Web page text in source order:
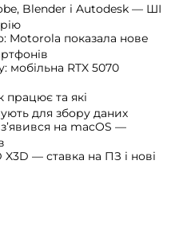
Blender і Autodesk — ШІ
Motorola показала нове
мобільна RTX 5070
працює та які
для збору даних
на macOS —
X3D — ставка на ПЗ і нові